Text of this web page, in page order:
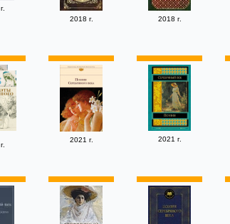
2018 г.
2018 г.
2021 г. 2021 г.